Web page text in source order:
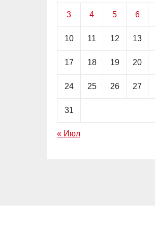
3 4 5 6
10 11 12 13
17 18 19 20
24 25 26 27
31
« Июл